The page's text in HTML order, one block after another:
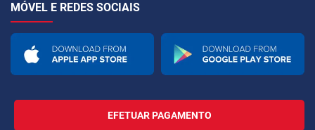
MÓVEL E REDES SOCIAIS
EFETUAR PAGAMENTO